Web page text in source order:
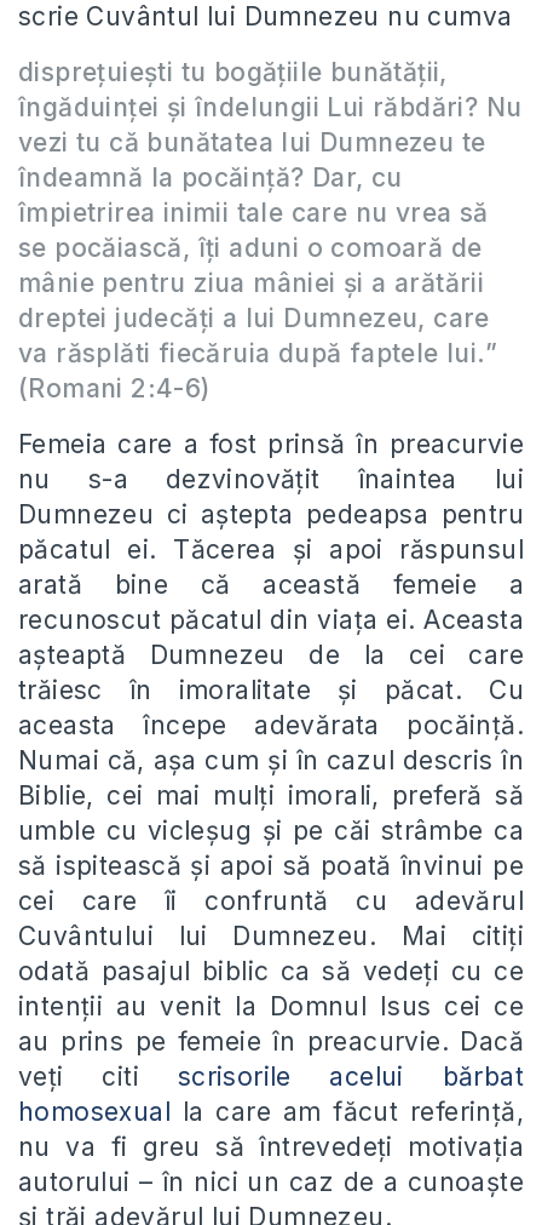
scrie Cuvântul lui Dumnezeu nu cumva
disprețuiești tu bogățiile bunătății,
îngăduinței și îndelungii Lui răbdări? Nu
vezi tu că bunătatea lui Dumnezeu te
îndeamnă la pocăință? Dar, cu
împietrirea inimii tale care nu vrea să
se pocăiască, îți aduni o comoară de
mânie pentru ziua mâniei și a arătării
dreptei judecăți a lui Dumnezeu, care
va răsplăti fiecăruia după faptele lui.”
(Romani 2:4-6)
Femeia care a fost prinsă în preacurvie
nu s-a dezvinovățit înaintea lui
Dumnezeu ci aștepta pedeapsa pentru
păcatul ei. Tăcerea și apoi răspunsul
arată bine că această femeie a
recunoscut păcatul din viața ei. Aceasta
așteaptă Dumnezeu de la cei care
trăiesc în imoralitate și păcat. Cu
aceasta începe adevărata pocăință.
Numai că, așa cum și în cazul descris în
Biblie, cei mai mulți imorali, preferă să
umble cu vicleșug și pe căi strâmbe ca
să ispitească și apoi să poată învinui pe
cei care îi confruntă cu adevărul
Cuvântului lui Dumnezeu. Mai citiți
odată pasajul biblic ca să vedeți cu ce
intenții au venit la Domnul Isus cei ce
au prins pe femeie în preacurvie. Dacă
veți citi scrisorile acelui bărbat
homosexual la care am făcut referință,
nu va fi greu să întrevedeți motivația
autorului – în nici un caz de a cunoaște
și trăi adevărul lui Dumnezeu.